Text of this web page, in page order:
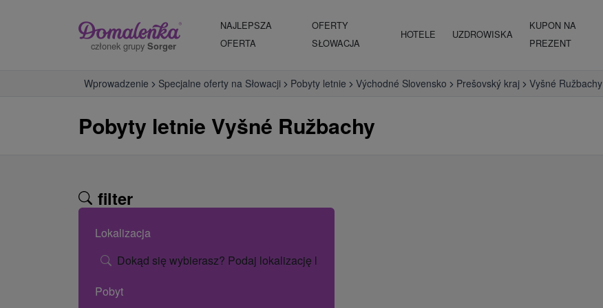
członek grupy Sorger
NAJLEPSZA
OFERTA
OFERTY
SŁOWACJA
HOTELE UZDROWISKA
KUPON NA
PREZENT
Wprowadzenie Specjalne oferty na Słowacji Pobyty letnie Východné Slovensko Prešovský kraj Vyšné Ružbachy
Pobyty letnie Vyšné Ružbachy
filter
Lokalizacja
Dokąd się wybierasz? Podaj lokalizację lub nazwę hotelu.
Pobyt